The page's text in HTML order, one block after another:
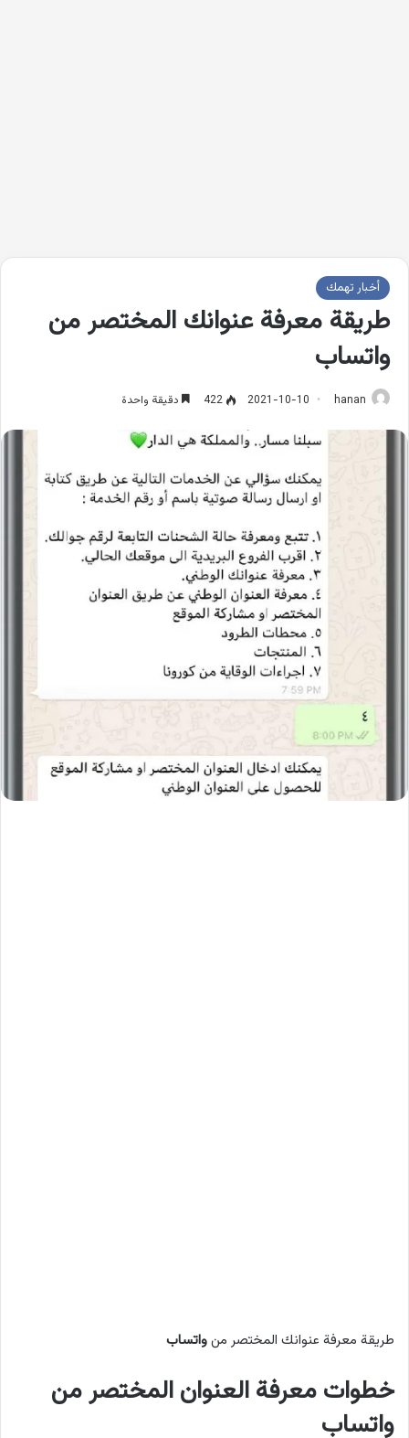
أخبار تهمك
طريقة معرفة عنوانك المختصر من
واتساب
hanan
2021-10-10
422 دقيقة واحدة
طريقة معرفة عنوانك المختصر منواتساب
خطوات معرفة العنوان المختصر من
واتساب